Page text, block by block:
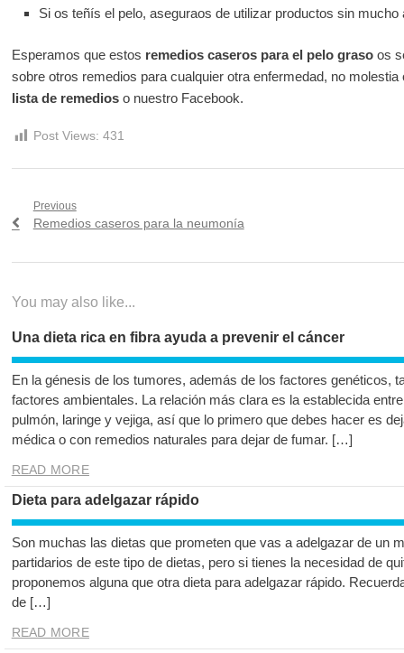
Si os teñís el pelo, aseguraos de utilizar productos sin mucho
Esperamos que estos remedios caseros para el pelo grasoos
sobre otros remedios para cualquier otra enfermedad, no
lista de remedioso nuestro Facebook.
Post Views: 431
Navegación
Previous
Previous
Remedios caseros para la neumonía
You may also like...
Una dieta rica en fibra ayuda a prevenir el cáncer
En la génesis de los tumores, además de los factores genéticos,
factores ambientales. La relación más clara es la establecida
pulmón, laringe y vejiga, así que lo primero que debes hacer es
médica o con remedios naturales para dejar de fumar. […]
READ MORE
Dieta para adelgazar rápido
Son muchas las dietas que prometen que vas a adelgazar de un
partidarios de este tipo de dietas, pero si tienes la necesidad de
proponemos alguna que otra dieta para adelgazar rápido.
de […]
READ MORE